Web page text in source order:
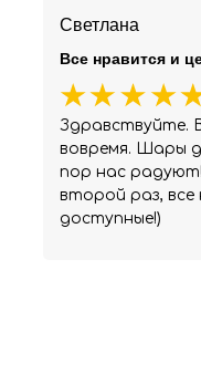
Светлана
Здравствуйте.
вовремя. Шары
пор нас
второй раз, все
доступные!)
Все нравится и